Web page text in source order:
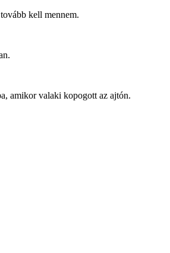
kell mennem.
amikor valaki kopogott az ajtón.